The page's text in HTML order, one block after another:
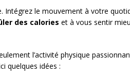
Intégrez le mouvement à votre
des calories et à vous sentir
l’activité physique
quelques idées :